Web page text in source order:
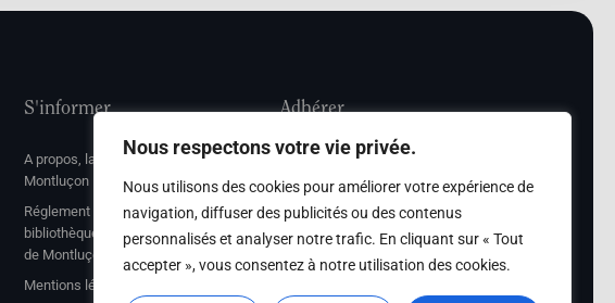
Nous respectons votre vie privée.
Nous utilisons des cookies pour améliorer votre expérience de
navigation, diffuser des publicités ou des contenus
personnalisés et analyser notre trafic. En cliquant sur « Tout
accepter », vous consentez à notre utilisation des cookies.
S'informer
A propos, la société Les Amis de
Montluçon
Réglement de consultation de la
bibliothèque et des archives des Amis
de Montluçon
Mentions légales
Adhérer
Adhésion